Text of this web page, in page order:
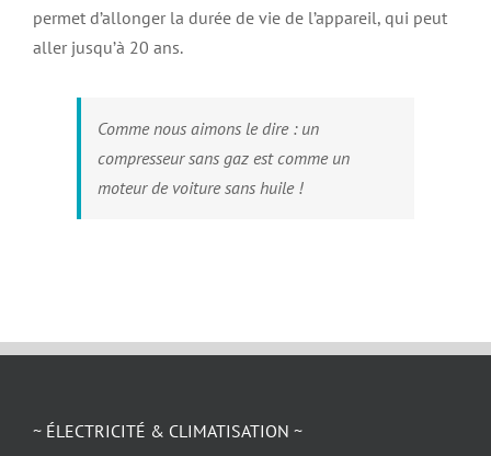
permet d’allonger la durée de vie de l’appareil, qui peut
aller jusqu’à 20 ans.
Comme nous aimons le dire : un
compresseur sans gaz est comme un
moteur de voiture sans huile !
~ ÉLECTRICITÉ & CLIMATISATION ~